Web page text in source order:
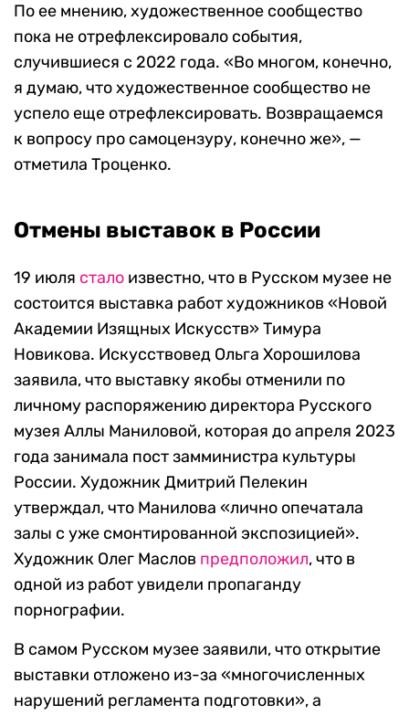
По ее мнению, художественное сообщество
пока не отрефлексировало события,
случившиеся с 2022 года. «Во многом, конечно,
я думаю, что художественное сообщество не
успело еще отрефлексировать. Возвращаемся
к вопросу про самоцензуру, конечно же», —
отметила Троценко.
Отмены выставок в России
19 июля стало известно, что в Русском музее не
состоится выставка работ художников «Новой
Академии Изящных Искусств» Тимура
Новикова. Искусствовед Ольга Хорошилова
заявила, что выставку якобы отменили по
личному распоряжению директора Русского
музея Аллы Маниловой, которая до апреля 2023
года занимала пост замминистра культуры
России. Художник Дмитрий Пелекин
утверждал, что Манилова «лично опечатала
залы с уже смонтированной экспозицией».
Художник Олег Маслов предположил, что в
одной из работ увидели пропаганду
порнографии.
В самом Русском музее заявили, что открытие
выставки отложено из-за «многочисленных
нарушений регламента подготовки», а